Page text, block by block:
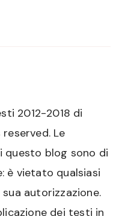
2012-2018 di
Le
questo blog sono di
è vietato qualsiasi
autorizzazione.
dei testi in